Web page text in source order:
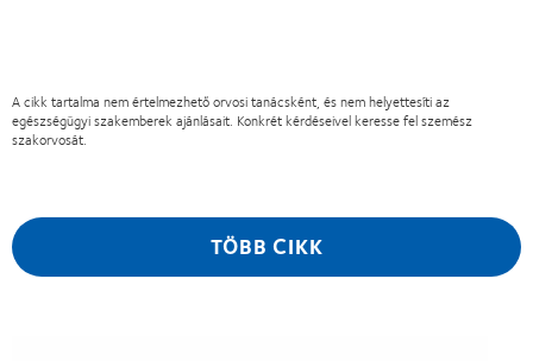
A cikk tartalma nem értelmezhető orvosi tanácsként, és nem helyettesíti az
egészségügyi szakemberek ajánlásait. Konkrét kérdéseivel keresse fel szemész
szakorvosát.
TÖBB CIKK